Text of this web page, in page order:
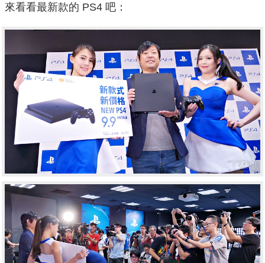
來看看最新款的 PS4 吧：